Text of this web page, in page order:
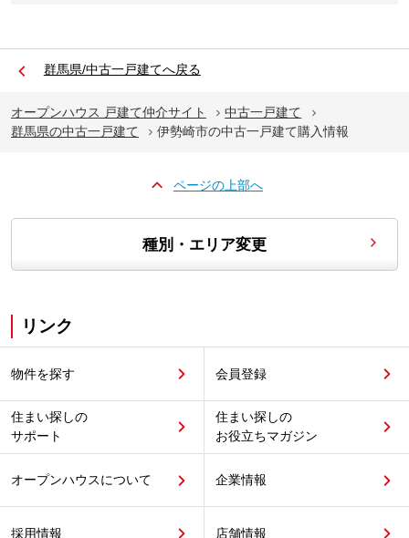
群馬県/中古一戸建てへ戻る
オープンハウス 戸建て仲介サイト
中古一戸建て
群馬県の中古一戸建て
伊勢崎市の中古一戸建て購入情報
ページの上部へ
種別・エリア変更
リンク
物件を探す 会員登録
住まい探しの
サポート
住まい探しの
お役立ちマガジン
オープンハウスについて 企業情報
採用情報 店舗情報